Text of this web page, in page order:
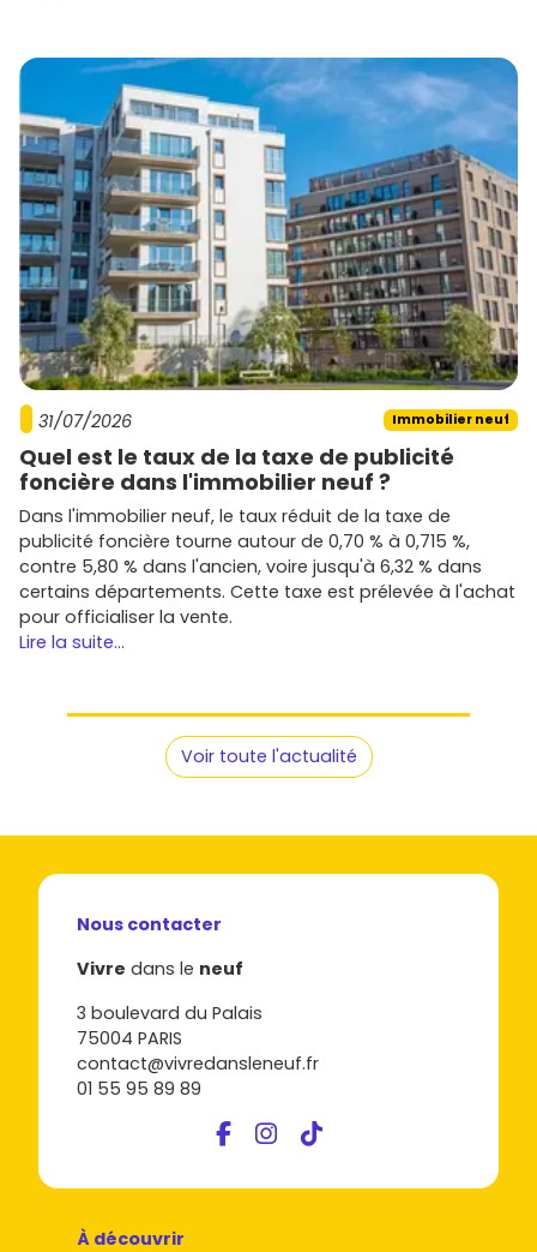
31/07/2026 Immobilier neuf
Quel est le taux de la taxe de publicité
foncière dans l'immobilier neuf ?
Dans l'immobilier neuf, le taux réduit de la taxe de
publicité foncière tourne autour de 0,70 % à 0,715 %,
contre 5,80 % dans l'ancien, voire jusqu'à 6,32 % dans
certains départements. Cette taxe est prélevée à l'achat
pour officialiser la vente.
Lire la suite...
Voir toute l'actualité
Nous contacter
Vivre dans le neuf
3 boulevard du Palais
75004 PARIS
contact@vivredansleneuf.fr
01 55 95 89 89
À découvrir